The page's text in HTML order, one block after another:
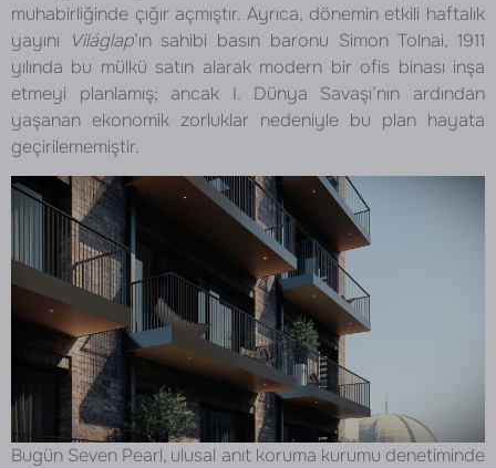
muhabirliğinde çığır açmıştır. Ayrıca, dönemin etkili haftalık
yayını
Világlap’ın sahibi basın baronu Simon Tolnai, 1911
yılında bu mülkü satın alarak modern bir ofis binası inşa
etmeyi planlamış; ancak I. Dünya Savaşı’nın ardından
yaşanan ekonomik zorluklar nedeniyle bu plan hayata
geçirilememiştir.
Bugün Seven Pearl, ulusal anıt koruma kurumu denetiminde